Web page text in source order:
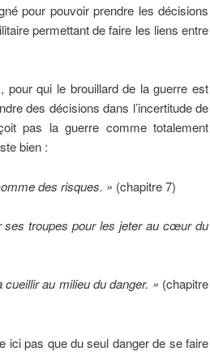
pour pouvoir prendre les décisions
permettant de faire les liens entre
pour qui le brouillard de la guerre est
des décisions dans l’incertitude de
pas la guerre comme totalement
bien :
des risques. » (chapitre 7)
ses troupes pour les jeter au cœur du
cueillir au milieu du danger. » (chapitre
ici pas que du seul danger de se faire